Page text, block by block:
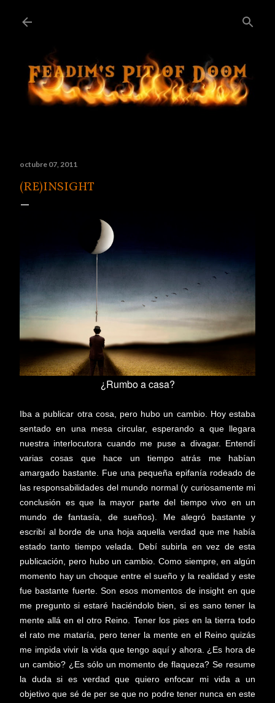
octubre 07, 2011
(RE)INSIGHT
¿Rumbo a casa?
Iba a publicar otra cosa, pero hubo un cambio. Hoy estaba
sentado en una mesa circular, esperando a que llegara
nuestra interlocutora cuando me puse a divagar. Entendí
varias cosas que hace un tiempo atrás me habían
amargado bastante. Fue una pequeña epifanía rodeado de
las responsabilidades del mundo normal (y curiosamente mi
conclusión es que la mayor parte del tiempo vivo en un
mundo de fantasía, de sueños). Me alegró bastante y
escribí al borde de una hoja aquella verdad que me había
estado tanto tiempo velada. Debí subirla en vez de esta
publicación, pero hubo un cambio. Como siempre, en algún
momento hay un choque entre el sueño y la realidad y este
fue bastante fuerte. Son esos momentos de insight en que
me pregunto si estaré haciéndolo bien, si es sano tener la
mente allá en el otro Reino. Tener los pies en la tierra todo
el rato me mataría, pero tener la mente en el Reino quizás
me impida vivir la vida que tengo aquí y ahora. ¿Es hora de
un cambio? ¿Es sólo un momento de flaqueza? Se resume
la duda si es verdad que quiero enfocar mi vida a un
objetivo que sé de per se que no podre tener nunca en este